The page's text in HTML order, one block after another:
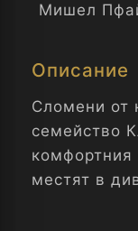
Мишел
Описание
Сломени от
семейство
местят в